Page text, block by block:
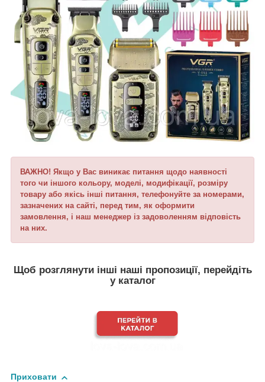
ВАЖНО! Якщо у Вас виникає питання щодо наявності
того чи іншого кольору, моделі, модифікації, розміру
товару або якісь інші питання, телефонуйте за номерами,
зазначених на сайті, перед тим, як оформити
замовлення, і наш менеджер із задоволенням відповість
на них.
Щоб розглянути інші наші пропозиції, перейдіть
у каталог
Приховати